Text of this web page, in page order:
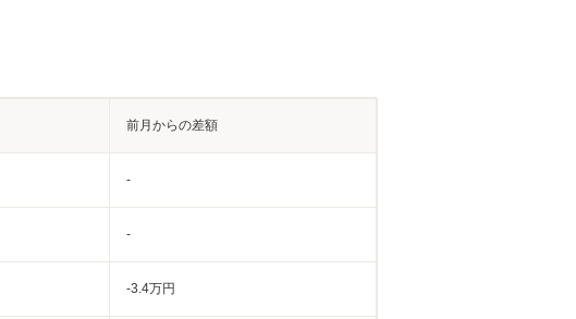
前月からの差額
-
-
-3.4万円